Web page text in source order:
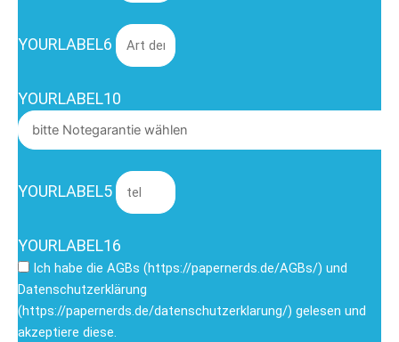
YOURLABEL6
YOURLABEL10
YOURLABEL5
YOURLABEL16
Ich habe die AGBs (https://papernerds.de/AGBs/) und
Datenschutzerklärung
(https://papernerds.de/datenschutzerklarung/) gelesen und
akzeptiere diese.